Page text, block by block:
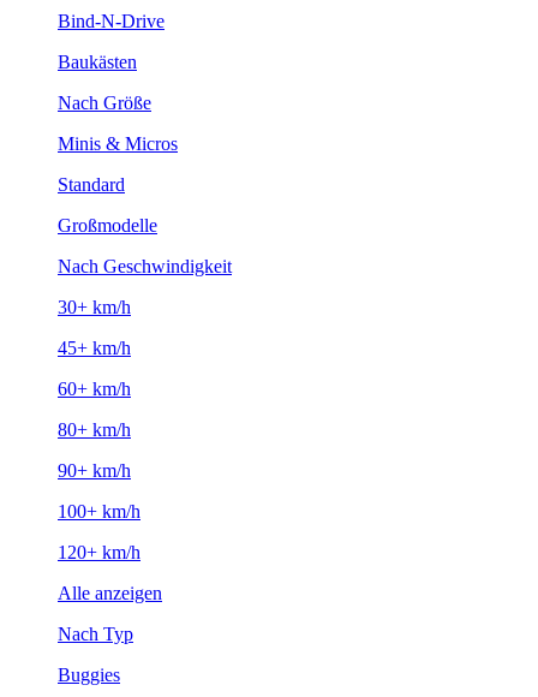
Bind-N-Drive
Baukästen
Nach Größe
Minis & Micros
Standard
Großmodelle
Nach Geschwindigkeit
30+ km/h
45+ km/h
60+ km/h
80+ km/h
90+ km/h
100+ km/h
120+ km/h
Alle anzeigen
Nach Typ
Buggies